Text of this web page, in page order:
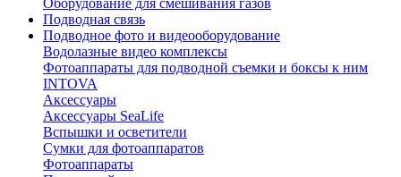
Оборудование для смешивания газов
Подводная связь
Подводное фото и видеооборудование
Водолазные видео комплексы
Фотоаппараты для подводной съемки и боксы к ним
INTOVA
Аксессуары
Аксессуары SeaLife
Вспышки и осветители
Сумки для фотоаппаратов
Фотоаппараты